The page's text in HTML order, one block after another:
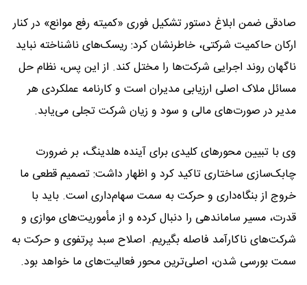
صادقی ضمن ابلاغ دستور تشکیل فوری «کمیته رفع موانع» در کنار
ارکان حاکمیت شرکتی، خاطرنشان کرد: ریسک‌های ناشناخته نباید
ناگهان روند اجرایی شرکت‌ها را مختل کند. از این پس، نظام حل
مسائل ملاک اصلی ارزیابی مدیران است و کارنامه عملکردی هر
مدیر در صورت‌های مالی و سود و زیان شرکت تجلی می‌یابد.
وی با تبیین محورهای کلیدی برای آینده هلدینگ، بر ضرورت
چابک‌سازی ساختاری تاکید کرد و اظهار داشت: تصمیم قطعی ما
خروج از بنگاه‌داری و حرکت به سمت سهام‌داری است. باید با
قدرت، مسیر ساماندهی را دنبال کرده و از مأموریت‌های موازی و
شرکت‌های ناکارآمد فاصله بگیریم. اصلاح سبد پرتفوی و حرکت به
سمت بورسی شدن، اصلی‌ترین محور فعالیت‌های ما خواهد بود.